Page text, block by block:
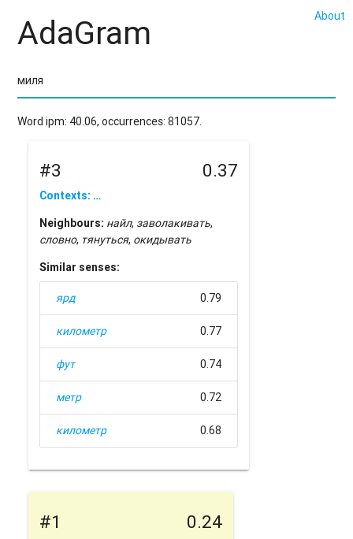
About
AdaGram
Word ipm: 40.06, occurrences: 81057.
#3 0.37
Contexts: …
Neighbours: найл, заволакивать,
словно, тянуться, окидывать
Similar senses:
ярд 0.79
километр 0.77
фут 0.74
метр 0.72
километр 0.68
#1 0.24